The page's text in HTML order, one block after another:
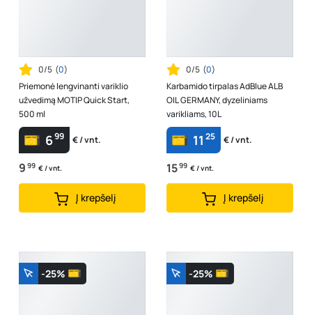
0/5 (0)
Priemonė lengvinanti variklio
užvedimą MOTIP Quick Start,
500 ml
699 € / vnt.
9 99 € / vnt.
Į krepšelį
0/5 (0)
Karbamido tirpalas AdBlue ALB
OIL GERMANY, dyzeliniams
varikliams, 10L
11 25 € / vnt.
1599 € / vnt.
Į krepšelį
-25% -25%